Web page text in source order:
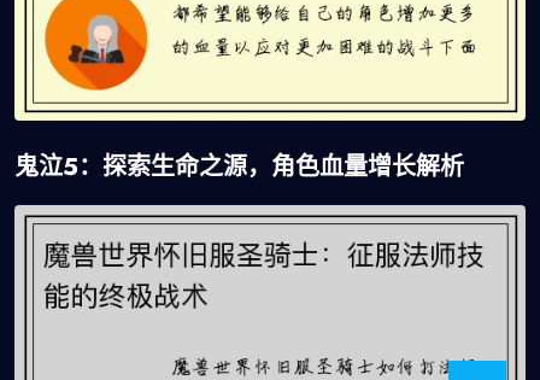
鬼泣5：探索生命之源，角色血量增长解析